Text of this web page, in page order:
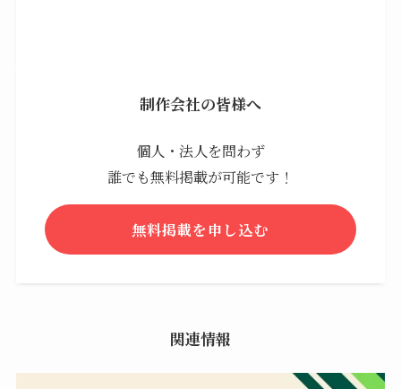
制作会社の皆様へ
個人・法人を問わず
誰でも無料掲載が可能です！
無料掲載を申し込む
関連情報